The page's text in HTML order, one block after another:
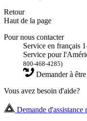
Retour
Haut de la page
Pour nous contacter
Service en français
Service pour
800-468-4285)
Demander à
Vous avez besoin d'aide?
Demande d'assistance